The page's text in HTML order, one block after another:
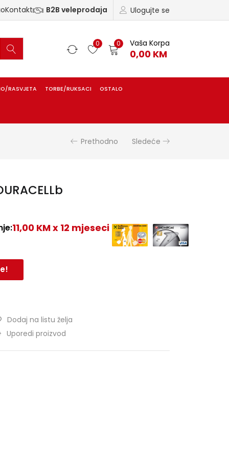
Ulogujte se
Kontakt B2B veleprodaja
0 0 Vaša Korpa
0,00 KM
RASVJETA TORBE/RUKSACI OSTALO
Prethodno Sledeće
11,00 KM x 12 mjeseci
Dodaj na listu želja
Uporedi proizvod